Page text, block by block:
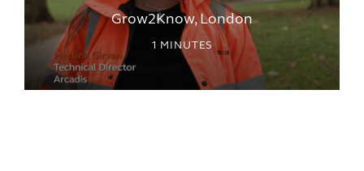
Grow2Know, London
1 MINUTES